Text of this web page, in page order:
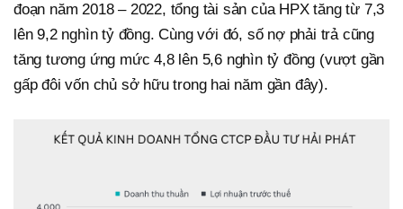
đoạn năm 2018 – 2022, tổng tài sản của HPX tăng từ 7,3
lên 9,2 nghìn tỷ đồng. Cùng với đó, số nợ phải trả cũng
tăng tương ứng mức 4,8 lên 5,6 nghìn tỷ đồng (vượt gần
gấp đôi vốn chủ sở hữu trong hai năm gần đây).